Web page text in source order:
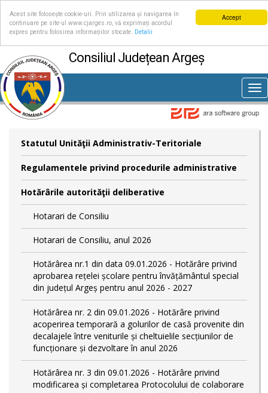
Accept
Acest site folosește cookie-uri. Prin utilizarea și navigarea în
continuare pe site-ul www.cjarges.ro, vă exprimați acordul
expres pentru folosirea informațiilor stocate.
Detalii
Consiliul Județean Argeș
Statutul Unităţii Administrativ-Teritoriale
Regulamentele privind procedurile administrative
Hotărârile autorităţii deliberative
Hotarari de Consiliu
Hotarari de Consiliu, anul 2026
Hotărârea nr.1 din data 09.01.2026 - Hotărâre privind
aprobarea rețelei școlare pentru învățământul special
din județul Argeș pentru anul 2026 - 2027
Hotărârea nr. 2 din 09.01.2026 - Hotărâre privind
acoperirea temporară a golurilor de casă provenite din
decalajele între veniturile și cheltuielile secțiunilor de
funcționare și dezvoltare în anul 2026
Hotărârea nr. 3 din 09.01.2026 - Hotărâre privind
modificarea și completarea Protocolului de colaborare